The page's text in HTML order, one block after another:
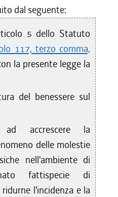
dal seguente:
5 dello Statuto
117, terzo comma,
la presente legge la
del benessere sul
ad accrescere la
delle molestie
nell'ambiente di
fattispecie di
l'incidenza e la